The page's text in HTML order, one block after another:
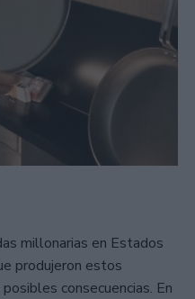
millonarias en Estados
produjeron estos
consecuencias. En